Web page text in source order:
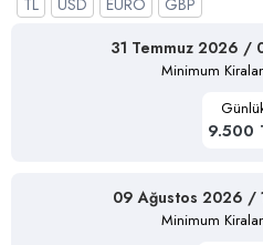
31 Temmuz 2026 /
Minimum
9.500
09 Ağustos 2026 /
Minimum